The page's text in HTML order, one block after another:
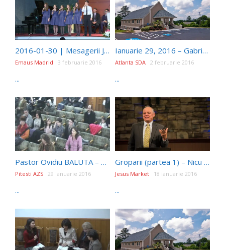
2016-01-30 | Mesagerii Junior – O tata iti multumim
Emaus Madrid 3 februarie 2016
...
Ianuarie 29, 2016 – Gabriel Tatuta – "Credinta- Second Hand"
Atlanta SDA 2 februarie 2016
...
Pastor Ovidiu BALUTA – Crestinul Ghehazi 720P P
Pitesti AZS 29 ianuarie 2016
...
Groparii (partea 1) – Nicu Butoi
Jesus Market 18 ianuarie 2016
...